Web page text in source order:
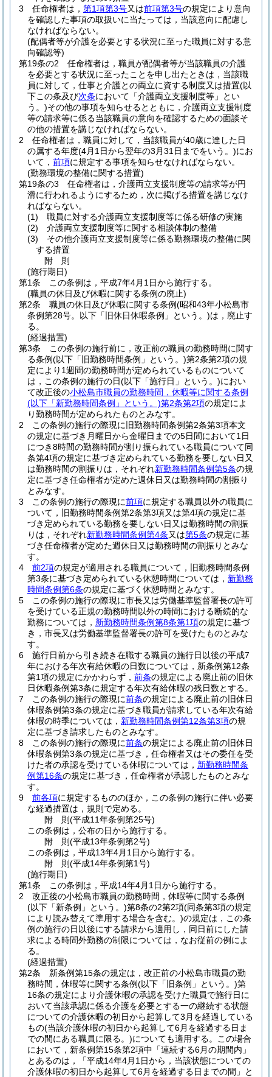
3
任命権者は， 第1項第3号又は前項第3号の規定により意向
を確認した事項の取扱いに当たっては，当該意向に配慮し
なければならない。
(配偶者等が介護を必要とする状況に至った職員に対する意
向確認等)
第19条の2
任命権者は，職員が配偶者等が当該職員の介護
を必要とする状況に至ったことを申し出たときは，当該職
員に対して，仕事と介護との両立に資する制度又は措置(以
下この条及び次条において「介護両立支援制度等」とい
う。)その他の事項を知らせるとともに，介護両立支援制度
等の請求等に係る当該職員の意向を確認するための面談そ
の他の措置を講じなければならない。
2
任命権者は，職員に対して，当該職員が40歳に達した日
の属する年度(4月1日から翌年の3月31日までをいう。)にお
いて， 前項に規定する事項を知らせなければならない。
(勤務環境の整備に関する措置)
第19条の3
任命権者は，介護両立支援制度等の請求等が円
滑に行われるようにするため，次に掲げる措置を講じなけ
ればならない。
(1)
職員に対する介護両立支援制度等に係る研修の実施
(2)
介護両立支援制度等に関する相談体制の整備
(3)
その他介護両立支援制度等に係る勤務環境の整備に関
する措置
附 則
(施行期日)
第1条
この条例は，平成7年4月1日から施行する。
(職員の休日及び休暇に関する条例の廃止)
第2条
職員の休日及び休暇に関する条例(昭和43年小松島市
条例第28号。以下「旧休日休暇条例」という。)は，廃止す
る。
(経過措置)
第3条
この条例の施行前に，改正前の職員の勤務時間に関す
る条例(以下「旧勤務時間条例」という。)第2条第2項の規
定により1週間の勤務時間が定められているものについて
は，この条例の施行の日(以下「施行日」という。)におい
て改正後の小松島市職員の勤務時間，休暇等に関する条例
(以下「新勤務時間条例」という。)第2条第2項の規定によ
り勤務時間が定められたものとみなす。
2
この条例の施行の際現に旧勤務時間条例第2条第3項本文
の規定に基づき月曜日から金曜日までの5日間において1日
につき8時間の勤務時間が割り振られている職員について同
条第4項の規定に基づき定められている勤務を要しない日又
は勤務時間の割振りは，それぞれ新勤務時間条例第5条の規
定に基づき任命権者が定めた週休日又は勤務時間の割振り
とみなす。
3
この条例の施行の際現に前項に規定する職員以外の職員に
ついて，旧勤務時間条例第2条第3項又は第4項の規定に基
づき定められている勤務を要しない日又は勤務時間の割振
りは，それぞれ新勤務時間条例第4条又は第5条の規定に基
づき任命権者が定めた週休日又は勤務時間の割振りとみな
す。
4
前2項の規定が適用される職員について，旧勤務時間条例
第3条に基づき定められている休憩時間については， 新勤務
時間条例第6条の規定に基づく休憩時間とみなす。
5
この条例の施行の際現に市長又は労働基準監督署長の許可
を受けている正規の勤務時間以外の時間における断続的な
勤務については， 新勤務時間条例第8条第1項の規定に基づ
き，市長又は労働基準監督署長の許可を受けたものとみな
す。
6
施行日前から引き続き在職する職員の施行日以後の平成7
年における年次有給休暇の日数については，新条例第12条
第1項の規定にかかわらず， 前条の規定による廃止前の旧休
日休暇条例第3条に規定する年次有給休暇の残日数とする。
7
この条例の施行の際現に前条の規定による廃止前の旧休日
休暇条例第3条の規定に基づき職員が請求している年次有給
休暇の時季については， 新勤務時間条例第12条第3項の規
定に基づき請求したものとみなす。
8
この条例の施行の際現に前条の規定による廃止前の旧休日
休暇条例第3条の規定に基づき，任命権者又はその委任を受
けた者の承認を受けている休暇については， 新勤務時間条
例第16条の規定に基づき，任命権者が承認したものとみな
す。
9
前各項に規定するもののほか，この条例の施行に伴い必要
な経過措置は，規則で定める。
附 則(平成11年条例第25号)
この条例は，公布の日から施行する。
附 則(平成13年条例第2号)
この条例は，平成13年4月1日から施行する。
附 則(平成14年条例第1号)
(施行期日)
第1条
この条例は，平成14年4月1日から施行する。
2
改正後の小松島市職員の勤務時間，休暇等に関する条例
(以下「新条例」という。)第8条の2第2項(同条第3項の規定
により読み替えて準用する場合を含む。)の規定は，この条
例の施行の日以後にする請求から適用し，同日前にした請
求による時間外勤務の制限については，なお従前の例によ
る。
(経過措置)
第2条
新条例第15条の規定は，改正前の小松島市職員の勤
務時間，休暇等に関する条例(以下「旧条例」という。)第
16条の規定により介護休暇の承認を受けた職員で施行日に
おいて当該承認に係る介護を必要とする一の継続する状態
についての介護休暇の初日から起算して3月を経過している
もの(当該介護休暇の初日から起算して6月を経過する日ま
での間にある職員に限る。)についても適用する。
この場合
において，新条例第15条第2項中「連続する6月の期間内」
とあるのは，「平成14年4月1日から，当該状態についての
介護休暇の初日から起算して6月を経過する日までの間」と